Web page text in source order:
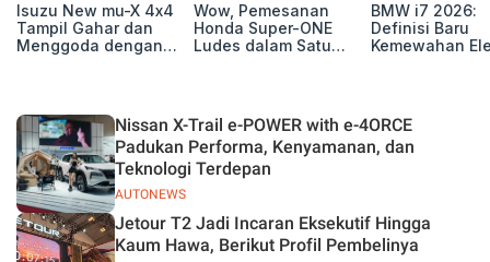
Isuzu New mu-X 4x4
Tampil Gahar dan
Menggoda dengan
Wow, Pemesanan
Honda Super-ONE
Ludes dalam Satu
BMW i7 2026:
Definisi Baru
Kemewahan
AUTONEWS
Nissan X-Trail e-POWER with e-4ORCE
Padukan Performa, Kenyamanan, dan
Teknologi Terdepan
Jetour T2 Jadi Incaran Eksekutif Hingga
Kaum Hawa, Berikut Profil Pembelinya